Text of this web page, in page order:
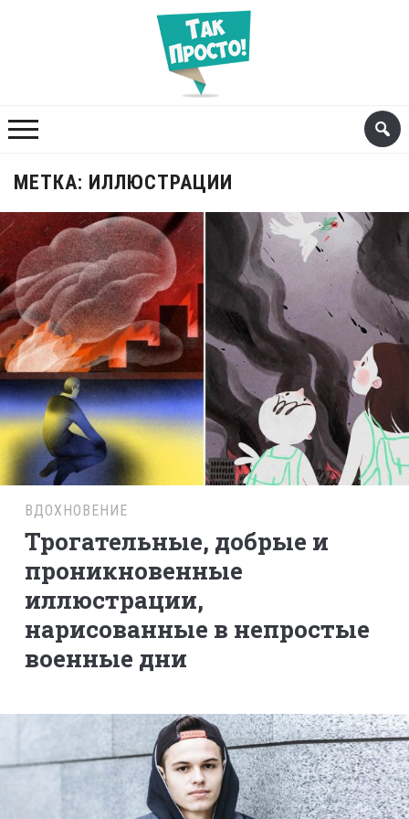
МЕТКА: ИЛЛЮСТРАЦИИ
ВДОХНОВЕНИЕ
Трогательные, добрые и
проникновенные
иллюстрации,
нарисованные в непростые
военные дни